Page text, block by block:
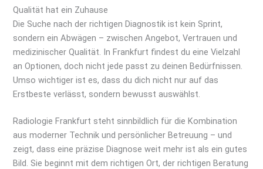
Qualität hat ein Zuhause
Die Suche nach der richtigen Diagnostik ist kein Sprint,
sondern ein Abwägen – zwischen Angebot, Vertrauen und
medizinischer Qualität. In Frankfurt findest du eine Vielzahl
an Optionen, doch nicht jede passt zu deinen Bedürfnissen.
Umso wichtiger ist es, dass du dich nicht nur auf das
Erstbeste verlässt, sondern bewusst auswählst.
Radiologie Frankfurt steht sinnbildlich für die Kombination
aus moderner Technik und persönlicher Betreuung – und
zeigt, dass eine präzise Diagnose weit mehr ist als ein gutes
Bild. Sie beginnt mit dem richtigen Ort, der richtigen Beratung